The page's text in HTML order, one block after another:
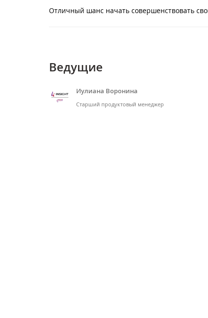
Отличный шанс начать совершенствовать
Ведущие
Иулиана Воронина
Старший продуктовый менеджер